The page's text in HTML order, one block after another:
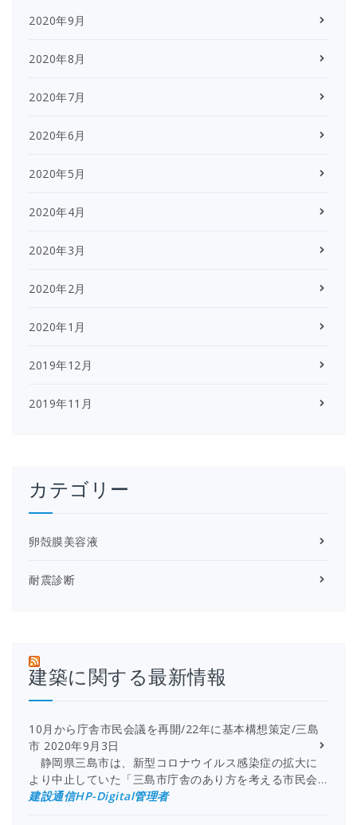
2020年9月
2020年8月
2020年7月
2020年6月
2020年5月
2020年4月
2020年3月
2020年2月
2020年1月
2019年12月
2019年11月
カテゴリー
卵殻膜美容液
耐震診断
建築に関する最新情報
10月から庁舎市民会議を再開/22年に基本構想策定/三島
市 2020年9月3日
静岡県三島市は、新型コロナウイルス感染症の拡大に
より中止していた「三島市庁舎のあり方を考える市民会…
建設通信HP-Digital管理者